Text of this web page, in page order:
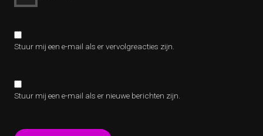
Stuur mij een e-mail als er vervolgreacties zijn.
Stuur mij een e-mail als er nieuwe berichten zijn.